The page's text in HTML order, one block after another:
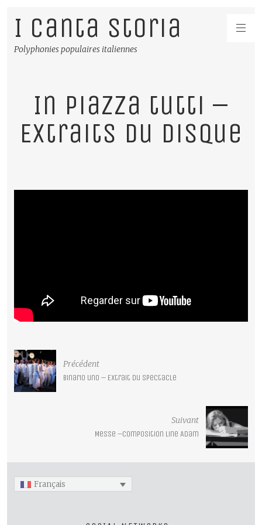
I Canta Storia
Polyphonies populaires italiennes
In piazza tutti –
Extraits du disque
Précédent
Binario uno – Extrait du spectacle
Suivant
Messe –Composition Line Adam
Français